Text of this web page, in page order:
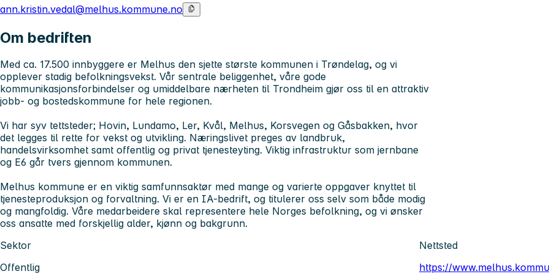
ann.kristin.vedal@melhus.kommune.no
Om bedriften
Med ca. 17.500 innbyggere er Melhus den sjette største kommunen i Trøndelag, og vi
opplever stadig befolkningsvekst. Vår sentrale beliggenhet, våre gode
kommunikasjonsforbindelser og umiddelbare nærheten til Trondheim gjør oss til en attraktiv
jobb- og bostedskommune for hele regionen.
Vi har syv tettsteder; Hovin, Lundamo, Ler, Kvål, Melhus, Korsvegen og Gåsbakken, hvor
det legges til rette for vekst og utvikling. Næringslivet preges av landbruk,
handelsvirksomhet samt offentlig og privat tjenesteyting. Viktig infrastruktur som jernbane
og E6 går tvers gjennom kommunen.
Melhus kommune er en viktig samfunnsaktør med mange og varierte oppgaver knyttet til
tjenesteproduksjon og forvaltning. Vi er en IA-bedrift, og titulerer oss selv som både modig
og mangfoldig. Våre medarbeidere skal representere hele Norges befolkning, og vi ønsker
oss ansatte med forskjellig alder, kjønn og bakgrunn.
Sektor
Offentlig
Nettsted
https://